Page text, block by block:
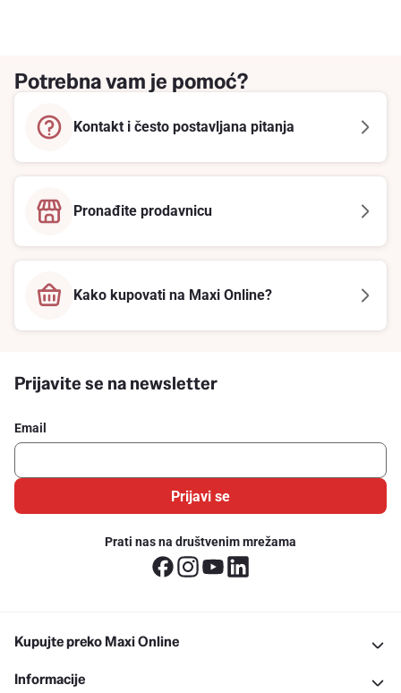
Potrebna vam je pomoć?
Kontakt i često postavljana pitanja
Pronađite prodavnicu
Kako kupovati na Maxi Online?
Prijavite se na newsletter
Email
Prijavi se
Prati nas na društvenim mrežama
Kupujte preko Maxi Online
Informacije